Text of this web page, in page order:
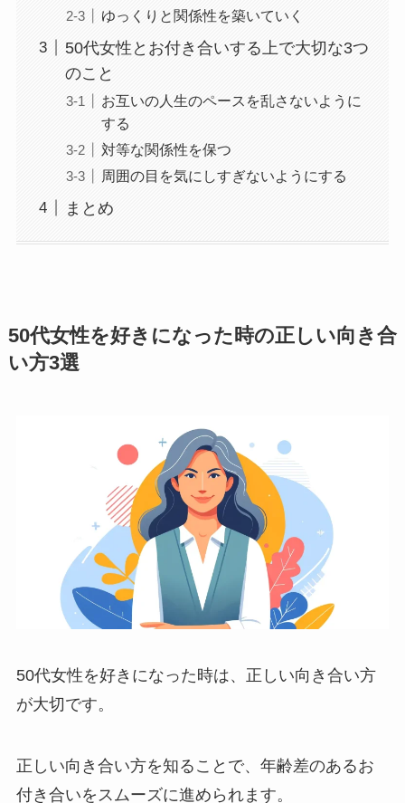
ゆっくりと関係性を築いていく
50代女性とお付き合いする上で大切な3つ
のこと
お互いの人生のペースを乱さないように
する
対等な関係性を保つ
周囲の目を気にしすぎないようにする
まとめ
50代女性を好きになった時の正しい向き合
い方3選
50代女性を好きになった時は、正しい向き合い方
が大切です。
正しい向き合い方を知ることで、年齢差のあるお
付き合いをスムーズに進められます。